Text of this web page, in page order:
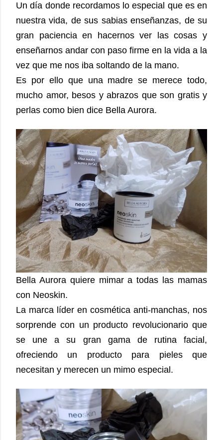
Un día donde recordamos lo especial que es en
nuestra vida, de sus sabias enseñanzas, de su
gran paciencia en hacernos ver las cosas y
enseñarnos andar con paso firme en la vida a la
vez que me nos iba soltando de la mano.
Es por ello que una madre se merece todo,
mucho amor, besos y abrazos que son gratis y
perlas como bien dice Bella Aurora.
Bella Aurora quiere mimar a todas las mamas
con Neoskin.
La marca líder en cosmética anti-manchas, nos
sorprende con un producto revolucionario que
se une a su gran gama de rutina facial,
ofreciendo un producto para pieles que
necesitan y merecen un mimo especial.